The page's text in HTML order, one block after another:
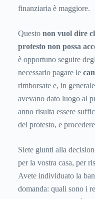
finanziaria è maggiore.
Questo non vuol dire
protesto non possa
è opportuno seguire
necessario pagare le
rimborsate e, in
avevano dato luogo al
anno risulta essere
del protesto, e
Siete giunti alla
per la vostra casa, per
Avete individuato la
domanda: quali sono i